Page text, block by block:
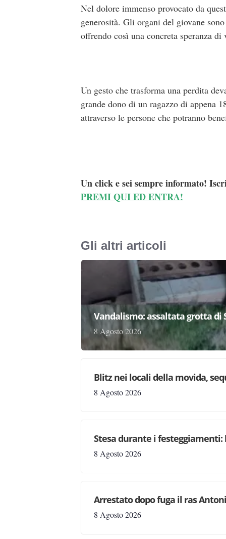
Nel dolore immenso provocato da
generosità. Gli organi del giovane
offrendo così una concreta speranza
Un gesto che trasforma una perdita
grande dono di un ragazzo di appena
attraverso le persone che potranno
Un click e sei sempre informato!
PREMI QUI ED ENTRA!
Gli altri articoli
Vandalismo: assaltata grotta di
8 Agosto 2026
Blitz nei locali della movida,
8 Agosto 2026
Stesa durante i
8 Agosto 2026
Arrestato dopo fuga il ras
8 Agosto 2026